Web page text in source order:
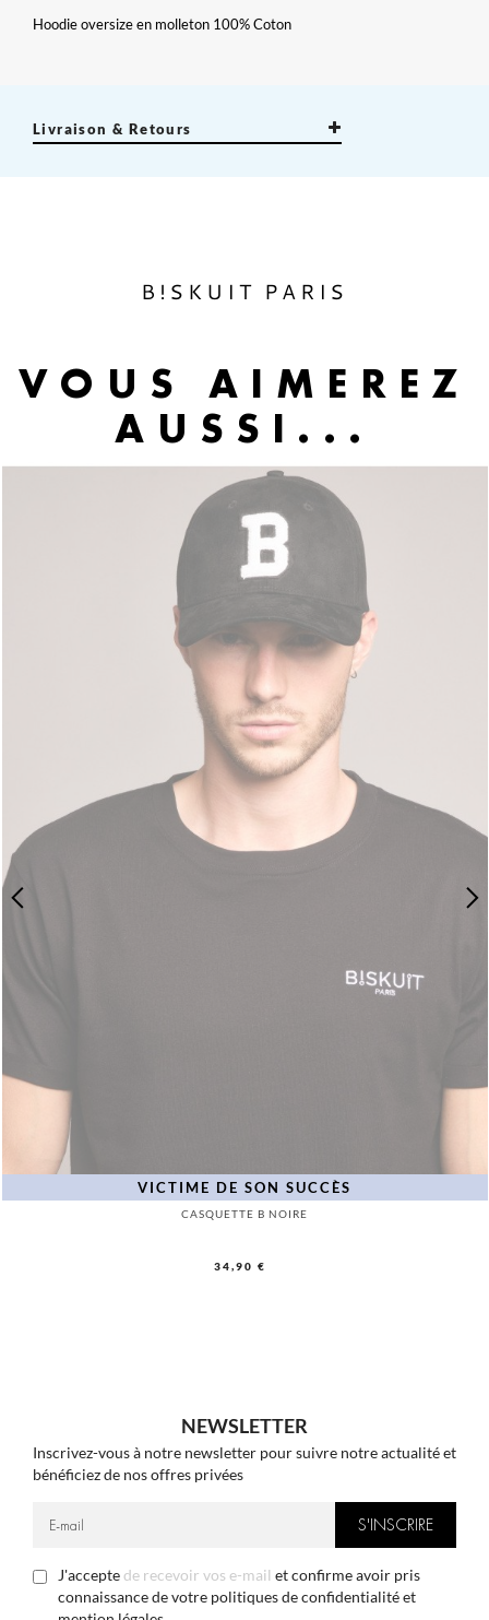
Hoodie oversize en molleton 100% Coton
Livraison & Retours
B!SKUIT PARIS
VOUS AIMEREZ
AUSSI...
VICTIME DE SON SUCCÈS
CASQUETTE B NOIRE
34,90 €
add_circle_outline Créer une nouvelle liste
Connexion
NEWSLETTER
Inscrivez-vous à notre newsletter pour suivre notre actualité et
bénéficiez de nos offres privées
J'acceptede recevoir vos e-mail et confirme avoir pris
connaissance de votre politiques de confidentialité et